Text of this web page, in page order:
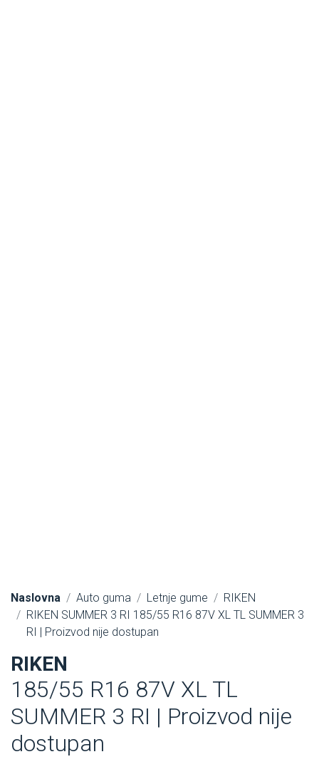
Naslovna Auto guma Letnje gume
RIKEN
RIKEN SUMMER 3 RI 185/55 R16 87V XL TL SUMMER 3
RI | Proizvod nije dostupan
RIKEN
185/55 R16 87V XL TL
SUMMER 3 RI | Proizvod nije
dostupan